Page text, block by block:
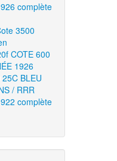
complète
3500
COTE 600
1926
BLEU
/ RRR
complète